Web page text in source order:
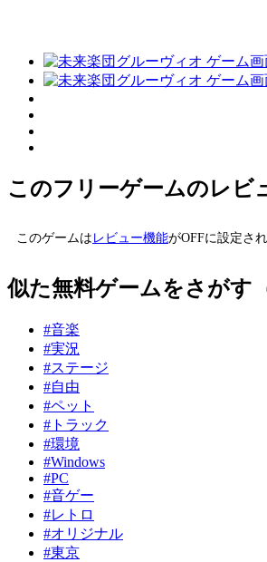
このフリーゲームのレビ
このゲームは レビュー機能がOFFに設定さ
似た無料ゲームをさがす
#音楽
#実況
#ステージ
#自由
#ペット
#トラック
#環境
#Windows
#PC
#音ゲー
#レトロ
#オリジナル
#東京